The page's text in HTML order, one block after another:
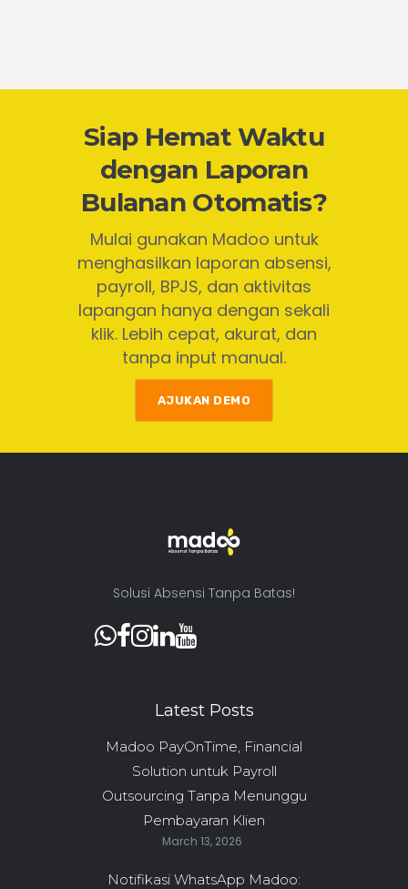
Siap Hemat Waktu
dengan Laporan
Bulanan Otomatis?
Mulai gunakan Madoo untuk
menghasilkan laporan absensi,
payroll, BPJS, dan aktivitas
lapangan hanya dengan sekali
klik. Lebih cepat, akurat, dan
tanpa input manual.
AJUKAN DEMO
Solusi Absensi Tanpa Batas!
Latest Posts
Madoo PayOnTime, Financial
Solution untuk Payroll
Outsourcing Tanpa Menunggu
Pembayaran Klien
March 13, 2026
Notifikasi WhatsApp Madoo: